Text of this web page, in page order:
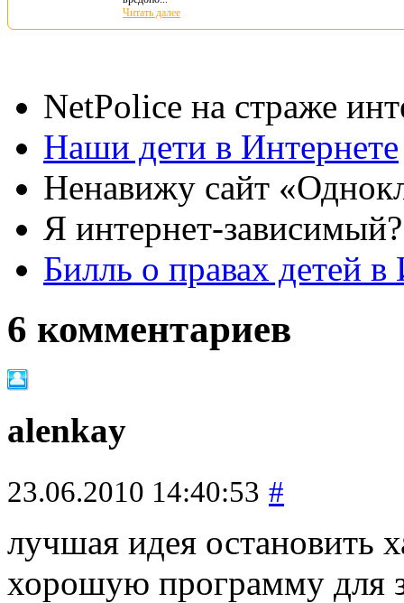
Читать далее
NetPolice на страже
Наши дети в Интернете
Ненавижу сайт
Я интернет-зависимый?
Билль о правах детей в
6 комментариев
alenkay
23.06.2010 14:40:53 #
лучшая идея остановить
хорошую программу для